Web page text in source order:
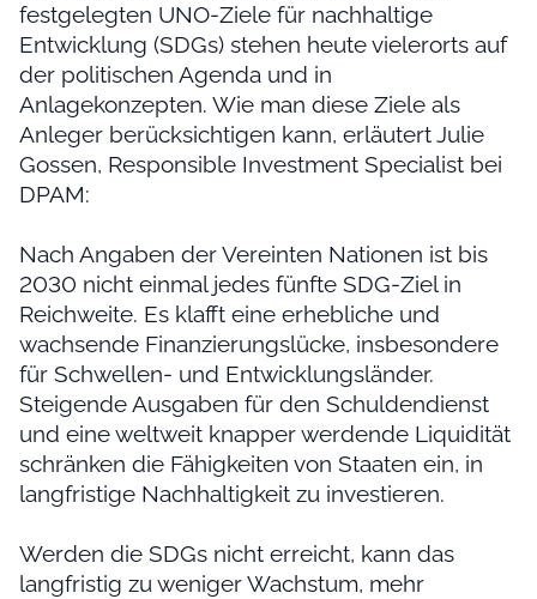
festgelegten UNO-Ziele für nachhaltige
Entwicklung (SDGs) stehen heute vielerorts auf
der politischen Agenda und in
Anlagekonzepten. Wie man diese Ziele als
Anleger berücksichtigen kann, erläutert Julie
Gossen, Responsible Investment Specialist bei
DPAM:
Nach Angaben der Vereinten Nationen ist bis
2030 nicht einmal jedes fünfte SDG-Ziel in
Reichweite. Es klafft eine erhebliche und
wachsende Finanzierungslücke, insbesondere
für Schwellen- und Entwicklungsländer.
Steigende Ausgaben für den Schuldendienst
und eine weltweit knapper werdende Liquidität
schränken die Fähigkeiten von Staaten ein, in
langfristige Nachhaltigkeit zu investieren.
Werden die SDGs nicht erreicht, kann das
langfristig zu weniger Wachstum, mehr